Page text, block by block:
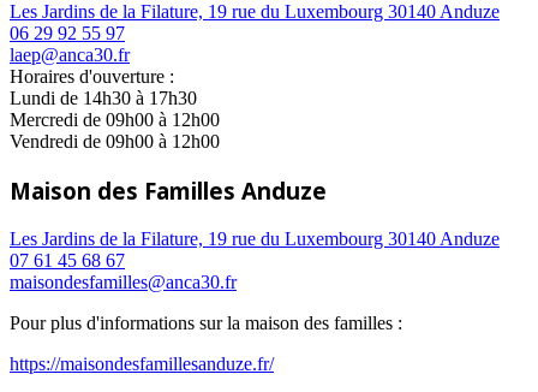
Les Jardins de la Filature, 19 rue du Luxembourg 30140 Anduze
06 29 92 55 97
laep@anca30.fr
Horaires d'ouverture :
Lundi de 14h30 à 17h30
Mercredi de 09h00 à 12h00
Vendredi de 09h00 à 12h00
Maison des Familles Anduze
Les Jardins de la Filature, 19 rue du Luxembourg 30140 Anduze
07 61 45 68 67
maisondesfamilles@anca30.fr
Pour plus d'informations sur la maison des familles :
https://maisondesfamillesanduze.fr/